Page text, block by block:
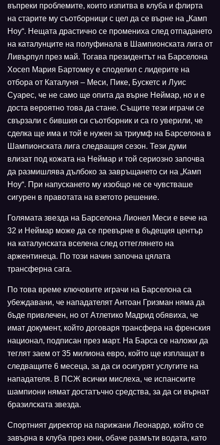
въпреки проблемите, които изпитва в клуба и флирта
на старите му съотборници с цел да се върне на „Камп
Ноу“. Нещата драстично се промениха след отпадането
на каталунците на полуфинала в Шампионската лига от
Ливърпул през май. Тогава президентът на Барселона
Хосеп Мария Бартомеу е споделил с лидерите на
отбора от Каталуня – Меси, Пике, Бускетс и Луис
Суарес, че не само ще опита да върне Неймар, но и е
доста вероятно това да стане. Същите тези играчи се
свързали с бившия си съотборник и са го уверили, че
сделка ще има и той е нужен за триумф на Барселона в
Шампионската лига следващия сезон. Тези думи
влизат под кожата на Неймар и той сериозно започва
да размишлява дълбоко за завръщането си на „Камп
Ноу“. При напускането му изобщо не се чувстваше
сигурен в правотата на взетото решение.
Голямата звезда на Барселона Лионел Меси е вече на
32 и Неймар може да се превърне в бъдещия център
на каталунската вселена след оттеглянето на
аржентинеца. По този начин започна цялата
трансферна сага.
По това време ключовите играчи на Барселона са
убеждавани, че нападателят Антоан Гризман няма да
бъде привлечен, но от Атлетико Мадрид обявиха, че
имат документ, който договаря трансфера на френския
национал, подписан през март. На Барса се наложи да
теглят заем от 35 милиона евро, който ще изплащат в
следващите 6 месеца, за да си осигурят услугите на
нападателя. В ПСЖ всички мислеха, че испанските
шампиони нямат достатъчно средства, за да си върнат
бразилската звезда.
Спортният директор на парижани Леонардо, който се
завърна в клуба през юни, обаче размъти водата, като